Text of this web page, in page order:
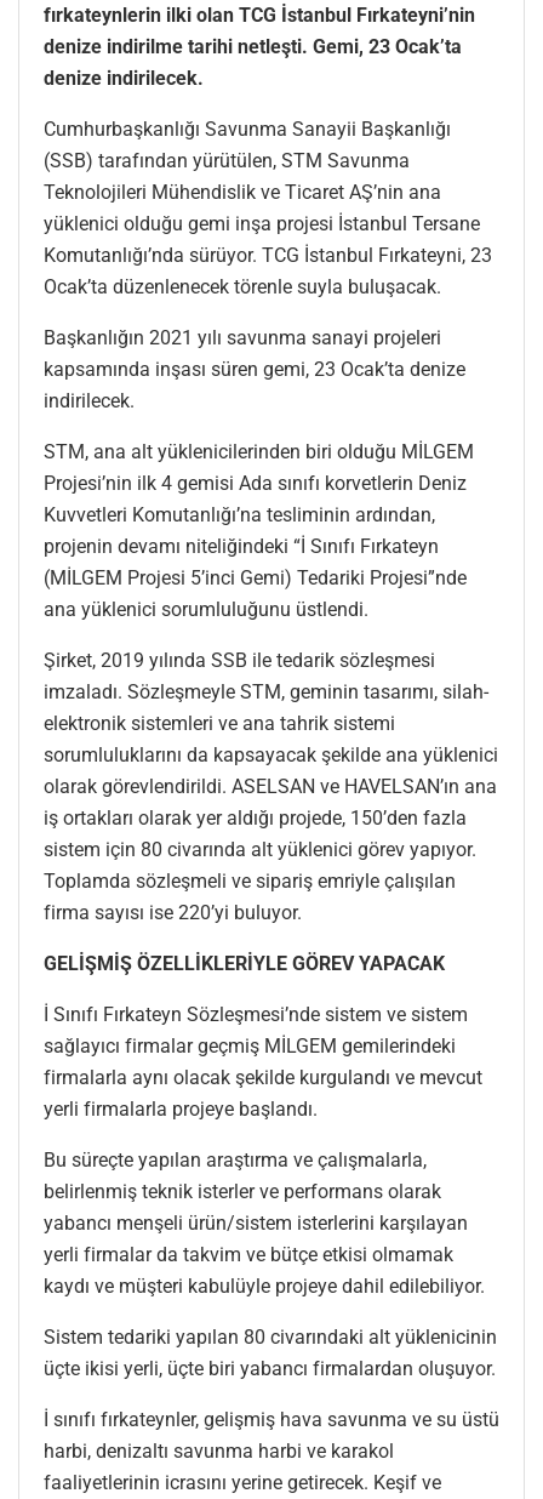
fırkateynlerin ilki olan TCG İstanbul Fırkateyni’nin
denize indirilme tarihi netleşti. Gemi, 23 Ocak’ta
denize indirilecek.
Cumhurbaşkanlığı Savunma Sanayii Başkanlığı
(SSB) tarafından yürütülen, STM Savunma
Teknolojileri Mühendislik ve Ticaret AŞ’nin ana
yüklenici olduğu gemi inşa projesi İstanbul Tersane
Komutanlığı’nda sürüyor. TCG İstanbul Fırkateyni, 23
Ocak’ta düzenlenecek törenle suyla buluşacak.
Başkanlığın 2021 yılı savunma sanayi projeleri
kapsamında inşası süren gemi, 23 Ocak’ta denize
indirilecek.
STM, ana alt yüklenicilerinden biri olduğu MİLGEM
Projesi’nin ilk 4 gemisi Ada sınıfı korvetlerin Deniz
Kuvvetleri Komutanlığı’na tesliminin ardından,
projenin devamı niteliğindeki “İ Sınıfı Fırkateyn
(MİLGEM Projesi 5’inci Gemi) Tedariki Projesi”nde
ana yüklenici sorumluluğunu üstlendi.
Şirket, 2019 yılında SSB ile tedarik sözleşmesi
imzaladı. Sözleşmeyle STM, geminin tasarımı, silah-
elektronik sistemleri ve ana tahrik sistemi
sorumluluklarını da kapsayacak şekilde ana yüklenici
olarak görevlendirildi. ASELSAN ve HAVELSAN’ın ana
iş ortakları olarak yer aldığı projede, 150’den fazla
sistem için 80 civarında alt yüklenici görev yapıyor.
Toplamda sözleşmeli ve sipariş emriyle çalışılan
firma sayısı ise 220’yi buluyor.
GELİŞMİŞ ÖZELLİKLERİYLE GÖREV YAPACAK
İ Sınıfı Fırkateyn Sözleşmesi’nde sistem ve sistem
sağlayıcı firmalar geçmiş MİLGEM gemilerindeki
firmalarla aynı olacak şekilde kurgulandı ve mevcut
yerli firmalarla projeye başlandı.
Bu süreçte yapılan araştırma ve çalışmalarla,
belirlenmiş teknik isterler ve performans olarak
yabancı menşeli ürün/sistem isterlerini karşılayan
yerli firmalar da takvim ve bütçe etkisi olmamak
kaydı ve müşteri kabulüyle projeye dahil edilebiliyor.
Sistem tedariki yapılan 80 civarındaki alt yüklenicinin
üçte ikisi yerli, üçte biri yabancı firmalardan oluşuyor.
İ sınıfı fırkateynler, gelişmiş hava savunma ve su üstü
harbi, denizaltı savunma harbi ve karakol
faaliyetlerinin icrasını yerine getirecek. Keşif ve